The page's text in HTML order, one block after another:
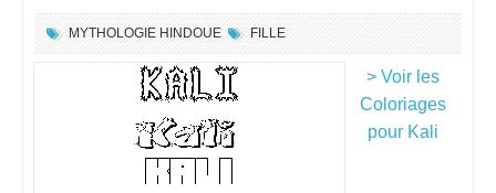
MYTHOLOGIE HINDOUE FILLE
> Voir les
Coloriages
pour Kali